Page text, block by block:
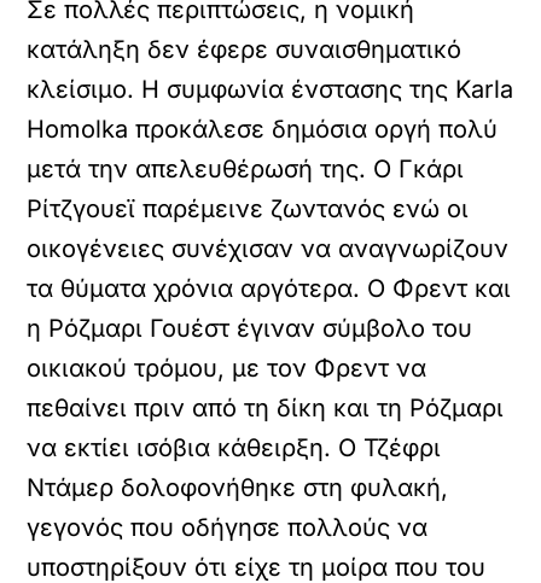
Σε πολλές περιπτώσεις, η νομική
κατάληξη δεν έφερε συναισθηματικό
κλείσιμο. Η συμφωνία ένστασης της Karla
Homolka προκάλεσε δημόσια οργή πολύ
μετά την απελευθέρωσή της. Ο Γκάρι
Ρίτζγουεϊ παρέμεινε ζωντανός ενώ οι
οικογένειες συνέχισαν να αναγνωρίζουν
τα θύματα χρόνια αργότερα. Ο Φρεντ και
η Ρόζμαρι Γουέστ έγιναν σύμβολο του
οικιακού τρόμου, με τον Φρεντ να
πεθαίνει πριν από τη δίκη και τη Ρόζμαρι
να εκτίει ισόβια κάθειρξη. Ο Τζέφρι
Ντάμερ δολοφονήθηκε στη φυλακή,
γεγονός που οδήγησε πολλούς να
υποστηρίξουν ότι είχε τη μοίρα που του